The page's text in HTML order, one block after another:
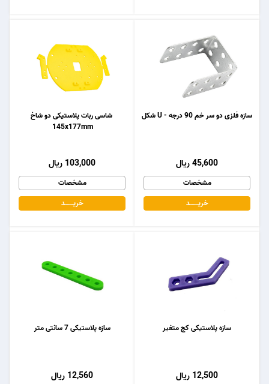
شاسی ربات پلاستیکی دو شاخ
145x177mm
103,000 ریال
مشخصات
خریـــــــد
سازه فلزی دو سر خم 90 درجه - U شکل
45,600 ریال
مشخصات
خریـــــــد
سازه پلاستیکی 7 سانتی متر
12,560 ریال
سازه پلاستیکی کج متغیر
12,500 ریال